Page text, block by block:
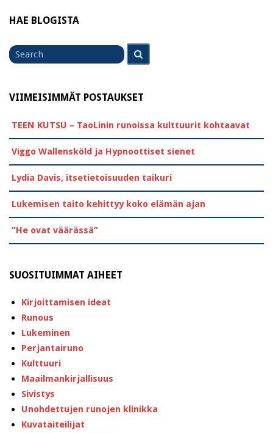
HAE BLOGISTA
Search
for
VIIMEISIMMÄT POSTAUKSET
TEEN KUTSU – TaoLinin runoissa kulttuurit kohtaavat
Viggo Wallensköld ja Hypnoottiset sienet
Lydia Davis, itsetietoisuuden taikuri
Lukemisen taito kehittyy koko elämän ajan
”He ovat väärässä”
SUOSITUIMMAT AIHEET
Kirjoittamisen ideat
Runous
Lukeminen
Perjantairuno
Kulttuuri
Maailmankirjallisuus
Sivistys
Unohdettujen runojen klinikka
Kuvataiteilijat